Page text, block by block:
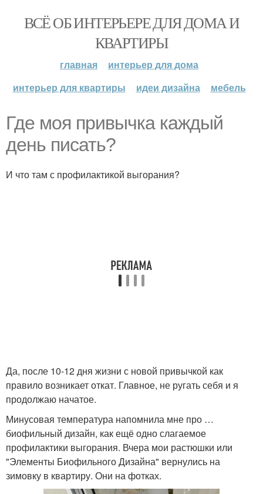
ВСЁ ОБ ИНТЕРЬЕРЕ ДЛЯ ДОМА И
КВАРТИРЫ
главная
интерьер для дома
интерьер для квартиры
идеи дизайна мебель
Где моя привычка каждый
день писать?
И что там с профилактикой выгорания?
Да, после 10-12 дня жизни с новой привычкой как
правило возникает откат. Главное, не ругать себя и я
продолжаю начатое.
Минусовая температура напомнила мне про …
биофильный дизайн, как ещё одно слагаемое
профилактики выгорания. Вчера мои растюшки или
"Элементы Биофильного Дизайна" вернулись на
зимовку в квартиру. Они на фотках.